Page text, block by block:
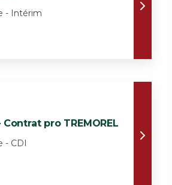
- Intérim
pro TREMOREL
- CDI